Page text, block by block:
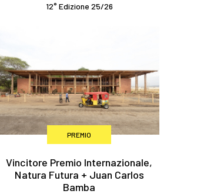
12° Edizione 25/26
PREMIO
Vincitore Premio Internazionale,
Natura Futura + Juan Carlos
Bamba